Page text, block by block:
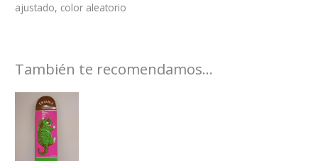
ajustado, color aleatorio
También te recomendamos…